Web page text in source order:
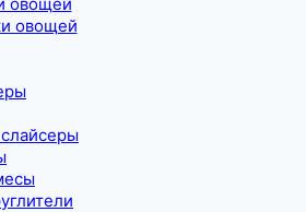
овощей